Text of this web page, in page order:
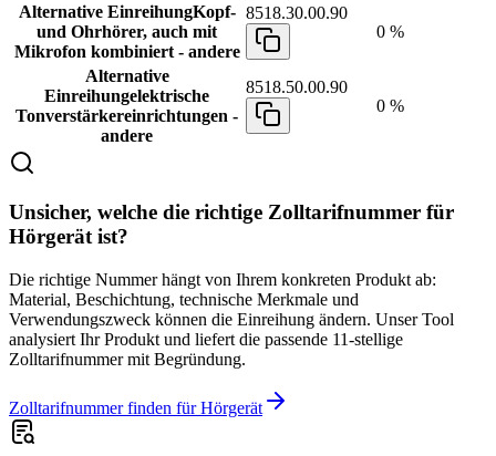
Alternative EinreihungKopf-
und Ohrhörer, auch mit
Mikrofon kombiniert - andere
8518.30.00.90
0 %
Alternative
Einreihungelektrische
Tonverstärkereinrichtungen -
andere
8518.50.00.90
0 %
Unsicher, welche die richtige Zolltarifnummer für
Hörgerät ist?
Die richtige Nummer hängt von Ihrem konkreten Produkt ab:
Material, Beschichtung, technische Merkmale und
Verwendungszweck können die Einreihung ändern. Unser Tool
analysiert Ihr Produkt und liefert die passende 11-stellige
Zolltarifnummer mit Begründung.
Zolltarifnummer finden für Hörgerät